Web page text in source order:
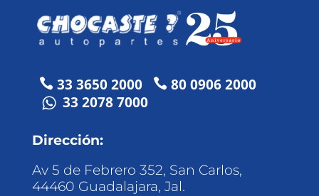
 33 3650 2000  80 0906 2000
33 2078 7000
Dirección:
Av 5 de Febrero 352, San Carlos,
44460 Guadalajara, Jal.